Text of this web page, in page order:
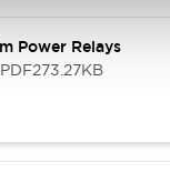
Power Relays
273.27KB